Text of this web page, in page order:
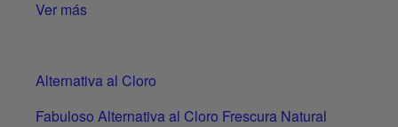
Ver más
Alternativa al Cloro
Fabuloso Alternativa al Cloro Frescura Natural